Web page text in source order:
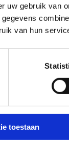
uw gebruik van
van hun
toestaan
Wil
In
en